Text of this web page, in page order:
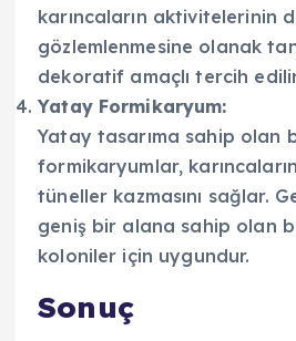
karıncaların aktivitelerinin
gözlemlenmesine olanak
dekoratif amaçlı tercih
Yatay Formikaryum:
Yatay tasarıma sahip olan
formikaryumlar,
tüneller kazmasını sağlar.
geniş bir alana sahip olan
koloniler için uygundur.
Sonuç